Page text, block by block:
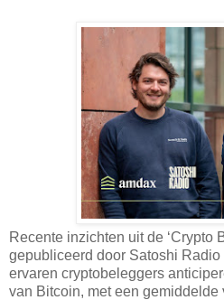
Recente inzichten uit de ‘Crypto
gepubliceerd door Satoshi
ervaren cryptobeleggers
van Bitcoin, met een